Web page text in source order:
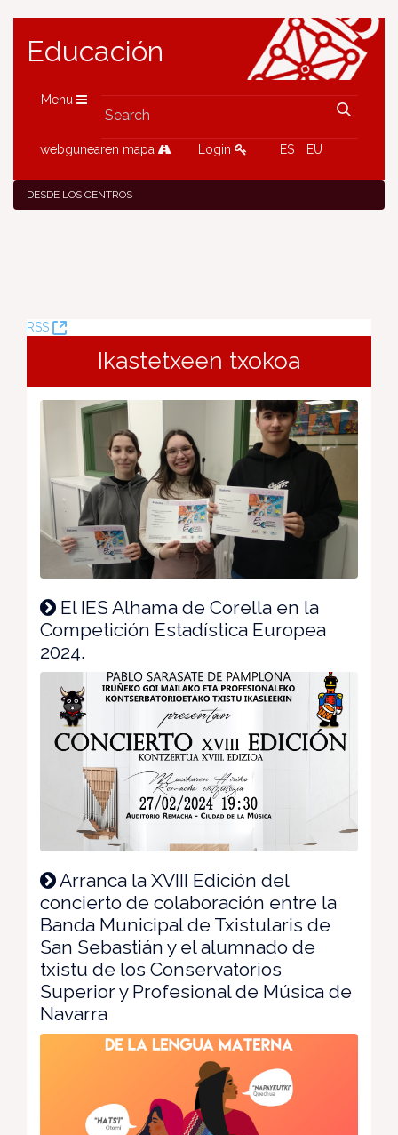
Educación
Menu
webgunearen mapa Login ES EU
DESDE LOS CENTROS
RSS
(Opens
Window)Ikastetxeen txokoa
El IES Alhama de Corella en la
Competición Estadística Europea
2024.
Arranca la XVIII Edición del
concierto de colaboración entre la
Banda Municipal de Txistularis de
San Sebastián y el alumnado de
txistu de los Conservatorios
Superior y Profesional de Música de
Navarra